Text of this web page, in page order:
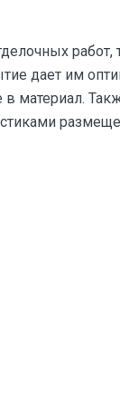
дает им
материал.